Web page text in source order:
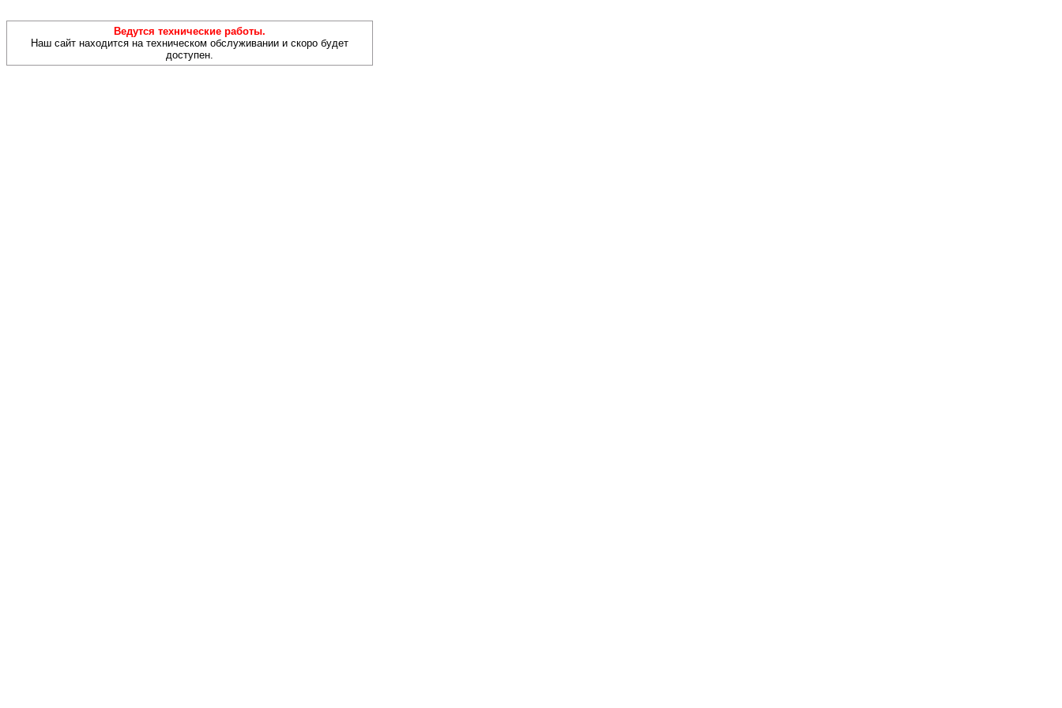
Ведутся технические работы.
Наш сайт находится на техническом обслуживании и скоро будет
доступен.